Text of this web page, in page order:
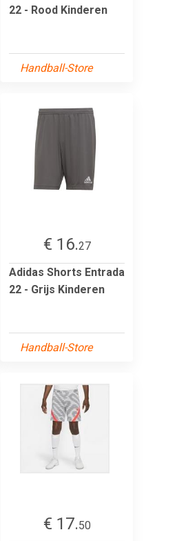
22 - Rood Kinderen
Handball-Store
€ 16.27
Adidas Shorts Entrada
22 - Grijs Kinderen
Handball-Store
€ 17.50